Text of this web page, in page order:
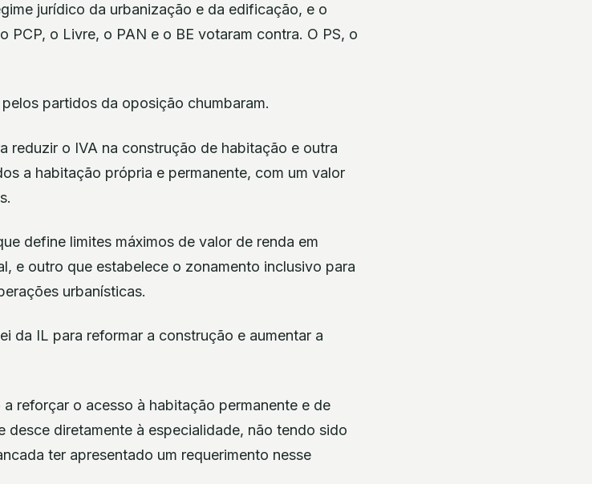
jurídico da urbanização e da edificação, e o
PCP, o Livre, o PAN e o BE votaram contra. O PS, o
partidos da oposição chumbaram.
reduzir o IVA na construção de habitação e outra
a habitação própria e permanente, com um valor
define limites máximos de valor de renda em
e outro que estabelece o zonamento inclusivo para
urbanísticas.
da IL para reformar a construção e aumentar a
reforçar o acesso à habitação permanente e de
desce diretamente à especialidade, não tendo sido
ter apresentado um requerimento nesse